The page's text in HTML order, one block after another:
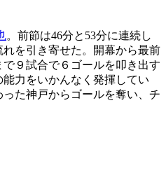
。前節は46分と53分に連続し
を引き寄せた。開幕から最前
９試合で６ゴールを叩き出す
力をいかんなく発揮してい
た神戸からゴールを奪い、チ